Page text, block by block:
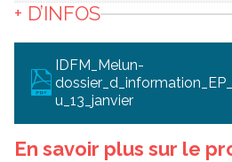
+ D’INFOS
IDFM_Melun-
u_13_janvier
En savoir plus sur le